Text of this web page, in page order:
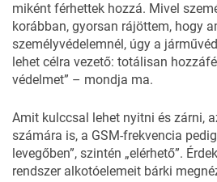
miként férhettek hozzá. Mivel
korábban, gyorsan rájöttem, hogy
személyvédelemnél, úgy a
lehet célra vezető: totálisan
védelmet” – mondja ma.
Amit kulccsal lehet nyitni és zárni,
számára is, a GSM-frekvencia
levegőben”, szintén „elérhető”.
rendszer alkotóelemeit bárki